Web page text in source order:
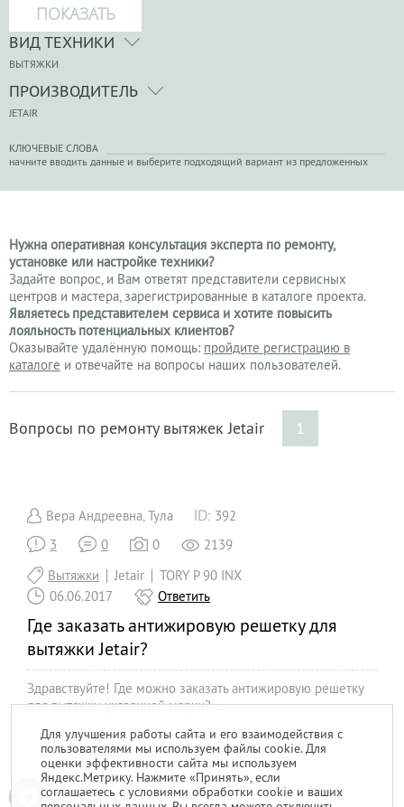
ВИД ТЕХНИКИ
ВЫТЯЖКИ
ПРОИЗВОДИТЕЛЬ
JETAIR
КЛЮЧЕВЫЕ СЛОВА
начните вводить данные и выберите подходящий вариант из предложенных
Нужна оперативная консультация эксперта по ремонту,
установке или настройке техники?
Задайте вопрос, и Вам ответят представители сервисных
центров и мастера, зарегистрированные в каталоге проекта.
Являетесь представителем сервиса и хотите повысить
лояльность потенциальных клиентов?
Оказывайте удалённую помощь: пройдите регистрацию в
каталоге и отвечайте на вопросы наших пользователей.
Вопросы по ремонту вытяжек Jetair 1
Вера Андреевна, Тула
392
3
0 0
2139
Вытяжки
Jetair
TORY P 90 INX
06.06.2017
Ответить
Где заказать антижировую решетку для
вытяжки Jetair?
Здравствуйте! Где можно заказать антижировую решетку
для вытяжки указанной марки? ...
1
Для улучшения работы сайта и его взаимодействия с
пользователями мы используем файлы cookie. Для
оценки эффективности сайта мы используем
Яндекс.Метрику. Нажмите «Принять», если
соглашаетесь с условиями обработки cookie и ваших